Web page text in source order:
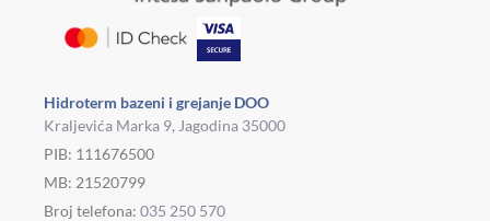
Hidroterm bazeni i grejanje DOO
Kraljevića Marka 9, Jagodina 35000
PIB: 111676500
MB: 21520799
Broj telefona: 035 250 570